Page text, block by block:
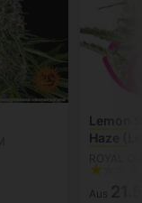
Lemon
Haze
Aus